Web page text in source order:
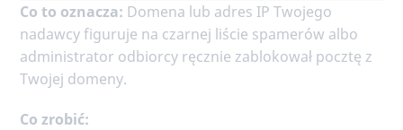
Co to oznacza: Domena lub adres IP Twojego
nadawcy figuruje na czarnej liście spamerów albo
administrator odbiorcy ręcznie zablokował pocztę z
Twojej domeny.
Co zrobić: